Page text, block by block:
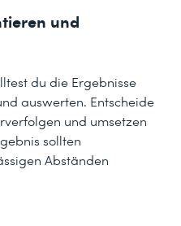
und
du die Ergebnisse
auswerten. Entscheide
und umsetzen
sollten
Abständen